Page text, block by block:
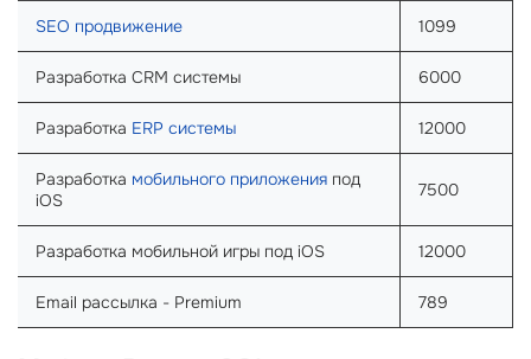
SEO продвижение 1099
Разработка CRM системы 6000
Разработка ERP системы 12000
Разработка мобильного приложения под
iOS
7500
Разработка мобильной игры под iOS 12000
Email рассылка - Premium 789